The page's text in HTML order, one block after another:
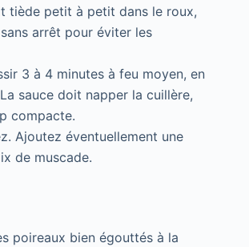
tiède petit à petit dans le roux,
arrêt pour éviter les
3 à 4 minutes à feu moyen, en
sauce doit napper la cuillère,
compacte.
Ajoutez éventuellement une
de muscade.
poireaux bien égouttés à la